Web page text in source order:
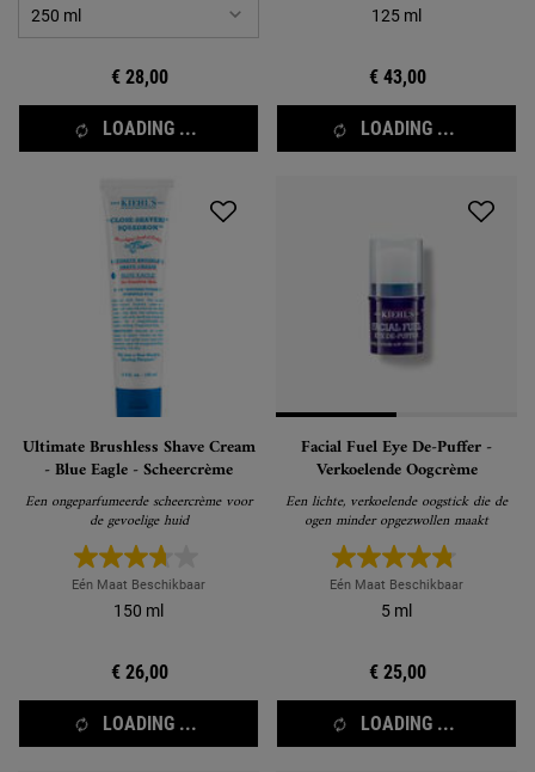
€ 28,00
LOADING ...
125 ml
€ 43,00
LOADING ...
Ultimate Brushless Shave Cream
- Blue Eagle - Scheercrème
Een ongeparfumeerde scheercrème voor
de gevoelige huid
Eén Maat Beschikbaar
150 ml
€ 26,00
LOADING ...
Facial Fuel Eye De-Puffer -
Verkoelende Oogcrème
Een lichte, verkoelende oogstick die de
ogen minder opgezwollen maakt
Eén Maat Beschikbaar
5 ml
€ 25,00
LOADING ...